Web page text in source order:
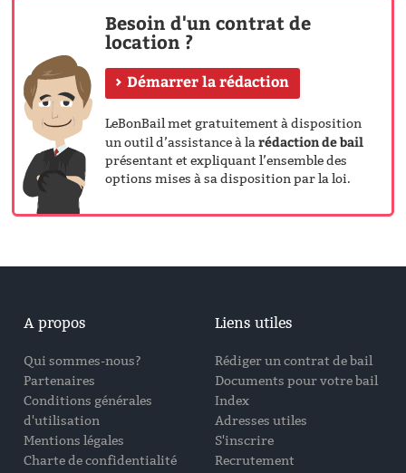
Besoin d'un contrat de
location ?
Démarrer la rédaction
LeBonBail met gratuitement à disposition
un outil d’assistance à larédaction de bail
présentant et expliquant l’ensemble des
options mises à sa disposition par la loi.
A propos
Qui sommes-nous?
Partenaires
Conditions générales
d'utilisation
Mentions légales
Charte de confidentialité
Liens utiles
Rédiger un contrat de bail
Documents pour votre bail
Index
Adresses utiles
S'inscrire
Recrutement